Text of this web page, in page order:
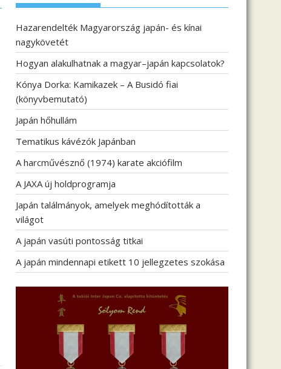
Hazarendelték Magyarország japán- és kínai
nagykövetét
Hogyan alakulhatnak a magyar–japán kapcsolatok?
Kónya Dorka: Kamikazek – A Busidó fiai
(könyvbemutató)
Japán hőhullám
Tematikus kávézók Japánban
A harcművésznő (1974) karate akciófilm
A JAXA új holdprogramja
Japán találmányok, amelyek meghódították a
világot
A japán vasúti pontosság titkai
A japán mindennapi etikett 10 jellegzetes szokása